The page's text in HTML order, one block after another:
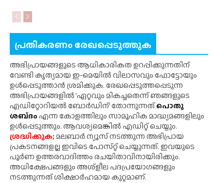
പ്രതികരണം രേഖപ്പെടുത്തുക
അഭിപ്രായങ്ങളുടെ ആധികാരികത ഉറപ്പിക്കുന്നതിന്
വേണ്ടി കൃത്യമായ ഇ-മെയിൽ വിലാസവും ഫോട്ടോയും
ഉൾപ്പെടുത്താൻ ശ്രമിക്കുക. രേഖപ്പെടുത്തപ്പെടുന്ന
അഭിപ്രായങ്ങളിൽ 'ഏറ്റവും മികച്ചതെന്ന് ഞങ്ങളുടെ
എഡിറ്റോറിയൽ ബോർഡിന്' തോന്നുന്നത്പൊതു
ശബ്‌ദംഎന്ന കോളത്തിലും സാമൂഹിക മാദ്ധ്യമങ്ങളിലും
ഉൾപ്പെടുത്തും. ആവശ്യമെങ്കിൽ എഡിറ്റ് ചെയ്യും.
ശ്രദ്ധിക്കുക;മലബാർ ന്യൂസ് നടത്തുന്ന അഭിപ്രായ
പ്രകടനങ്ങളല്ല ഇവിടെ പോസ്‌റ്റ് ചെയ്യുന്നത്. ഇവയുടെ
പൂർണ ഉത്തരവാദിത്തം രചയിതാവിനായിരിക്കും.
അധിക്ഷേപങ്ങളും അശ്‌ളീല പദപ്രയോഗങ്ങളും
നടത്തുന്നത് ശിക്ഷാർഹമായ കുറ്റമാണ്.